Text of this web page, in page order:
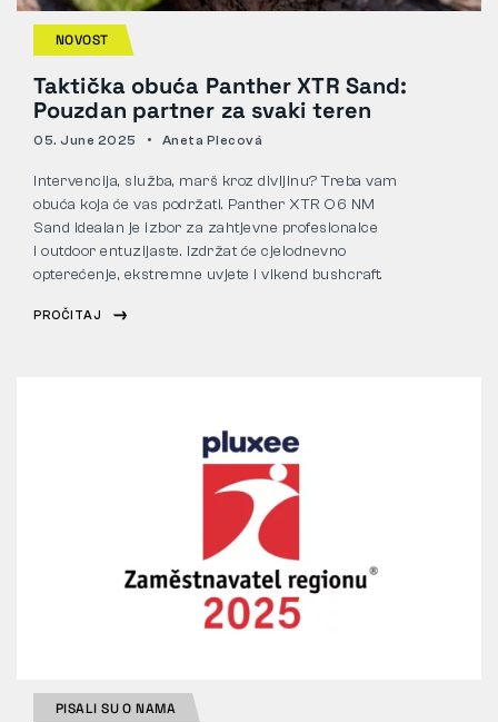
NOVOST
Taktička obuća Panther XTR Sand:
Pouzdan partner za svaki teren
05. June 2025 Aneta Plecová
Intervencija, služba, marš kroz divljinu? Treba vam
obuća koja će vas podržati. Panther XTR O6 NM
Sand idealan je izbor za zahtjevne profesionalce
i outdoor entuzijaste. Izdržat će cjelodnevno
opterećenje, ekstremne uvjete i vikend bushcraft.
PROČITAJ
PISALI SU O NAMA